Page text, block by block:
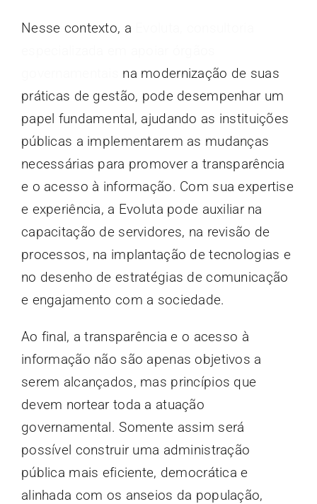
Nesse contexto, a
na modernização de suas
práticas de gestão, pode desempenhar um
papel fundamental, ajudando as instituições
públicas a implementarem as mudanças
necessárias para promover a transparência
e o acesso à informação. Com sua expertise
e experiência, a Evoluta pode auxiliar na
capacitação de servidores, na revisão de
processos, na implantação de tecnologias e
no desenho de estratégias de comunicação
e engajamento com a sociedade.
Ao final, a transparência e o acesso à
informação não são apenas objetivos a
serem alcançados, mas princípios que
devem nortear toda a atuação
governamental. Somente assim será
possível construir uma administração
pública mais eficiente, democrática e
alinhada com os anseios da população,